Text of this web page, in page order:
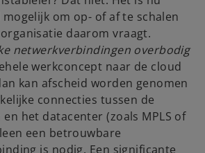
om op- of af te schalen
daarom vraagt.
netwerkverbindingen overbodig
werkconcept naar de cloud
kan afscheid worden genomen
connecties tussen de
het datacenter (zoals MPLS of
een betrouwbare
is nodig. Een significante